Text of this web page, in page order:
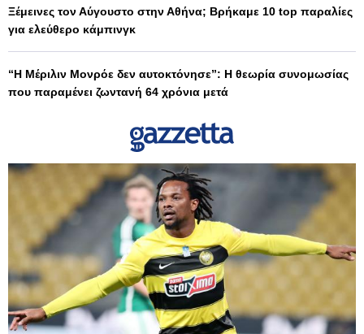
Ξέμεινες τον Αύγουστο στην Αθήνα; Βρήκαμε 10 top παραλίες
για ελεύθερο κάμπινγκ
“Η Μέριλιν Μονρόε δεν αυτοκτόνησε”: Η θεωρία συνομωσίας
που παραμένει ζωντανή 64 χρόνια μετά